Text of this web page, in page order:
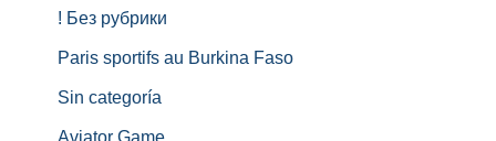
! Без рубрики
Paris sportifs au Burkina Faso
Sin categoría
Aviator Game